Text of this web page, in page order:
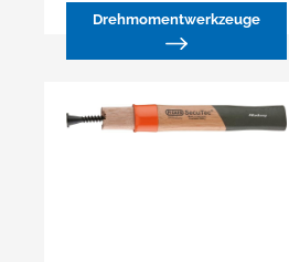
Drehmomentwerkzeuge